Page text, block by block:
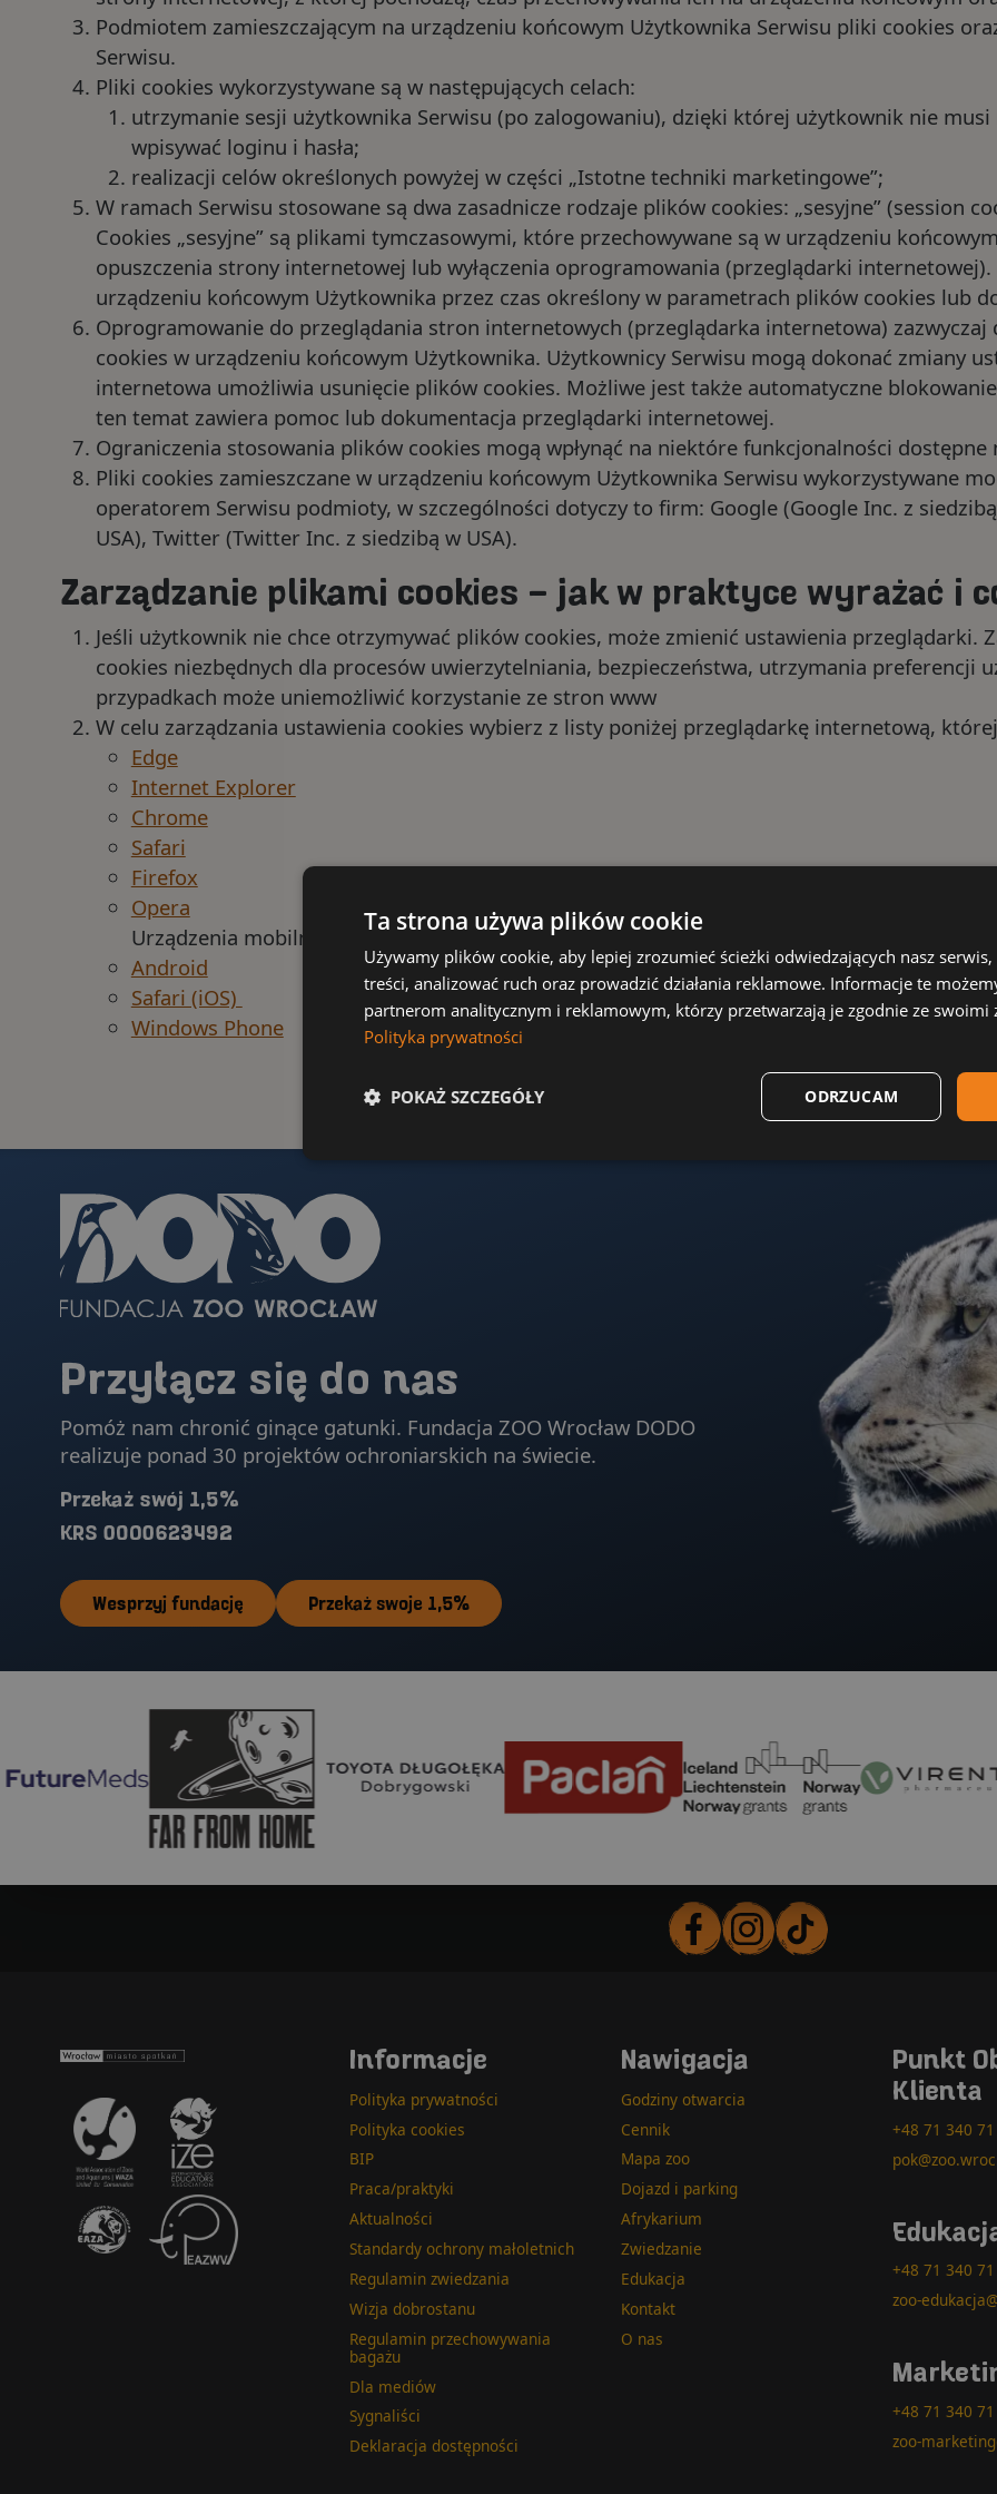
Ścieżki edukacyjne
Osoby z
Restauracje
Podmiotem zamieszczającym na urządzeniu końcowym Użytkownika Serwisu pliki cookies
Serwisu.
Pliki cookies wykorzystywane są w następujących celach:
utrzymanie sesji użytkownika Serwisu (po zalogowaniu), dzięki której użytkownik nie
wpisywać loginu i hasła;
realizacji celów określonych powyżej w części „Istotne techniki marketingowe”;
W ramach Serwisu stosowane są dwa zasadnicze rodzaje plików cookies: „sesyjne” (session
Cookies „sesyjne” są plikami tymczasowymi, które przechowywane są w urządzeniu
opuszczenia strony internetowej lub wyłączenia oprogramowania (przeglądarki internetowej).
urządzeniu końcowym Użytkownika przez czas określony w parametrach plików cookies lub
Oprogramowanie do przeglądania stron internetowych (przeglądarka internetowa)
cookies w urządzeniu końcowym Użytkownika. Użytkownicy Serwisu mogą dokonać zmiany
internetowa umożliwia usunięcie plików cookies. Możliwe jest także automatyczne
ten temat zawiera pomoc lub dokumentacja przeglądarki internetowej.
Ograniczenia stosowania plików cookies mogą wpłynąć na niektóre funkcjonalności
Pliki cookies zamieszczane w urządzeniu końcowym Użytkownika Serwisu wykorzystywane
operatorem Serwisu podmioty, w szczególności dotyczy to firm: Google (Google Inc. z
USA), Twitter (Twitter Inc. z siedzibą w USA).
Zarządzanie plikami cookies – jak w praktyce wyrażać i
Jeśli użytkownik nie chce otrzymywać plików cookies, może zmienić ustawienia przeglądarki.
cookies niezbędnych dla procesów uwierzytelniania, bezpieczeństwa, utrzymania preferencji
przypadkach może uniemożliwić korzystanie ze stron www
W celu zarządzania ustawienia cookies wybierz z listy poniżej przeglądarkę internetową,
Edge
Internet Explorer
Chrome
Safari
Firefox
Opera
Urządzenia mobilne
Android
Safari (iOS)
Windows Phone
Przyłącz się do nas
Pomóż nam chronić ginące gatunki. Fundacja ZOO Wrocław DODO
realizuje ponad 30 projektów ochroniarskich na świecie.
Przekaż swój 1,5%
KRS 0000623492
Wesprzyj fundację Przekaż swoje 1,5%
FacebookInstagram
TikTok
Wrocław - miasto spotkań Informacje
Polityka prywatności
Polityka cookies
BIP
Praca/praktyki
Aktualności
Standardy ochrony małoletnich
Regulamin zwiedzania
Wizja dobrostanu
Regulamin przechowywania
bagażu
Dla mediów
Sygnaliści
Deklaracja dostępności
Nawigacja
Godziny otwarcia
Cennik
Mapa zoo
Dojazd i parking
Afrykarium
Zwiedzanie
Edukacja
Kontakt
O nas
Punkt
Klienta
+48 71 340
+48 71 340
zoo-
+48 71 340
zoo-
Ta strona używa plików cookie
Używamy plików cookie, aby lepiej zrozumieć ścieżki odwiedzających nasz
treści, analizować ruch oraz prowadzić działania reklamowe. Informacje te
partnerom analitycznym i reklamowym, którzy przetwarzają je zgodnie ze swoimi
Polityka prywatności
ODRZUCAM
POKAŻ SZCZEGÓŁY